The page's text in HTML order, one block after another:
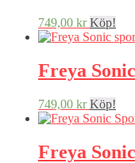
749,00 kr Köp!
Freya
749,00 kr Köp!
Freya